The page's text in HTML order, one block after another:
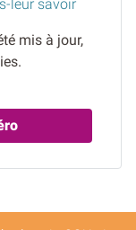
leur savoir
mis à jour,